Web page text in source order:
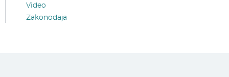
Video
Zakonodaja